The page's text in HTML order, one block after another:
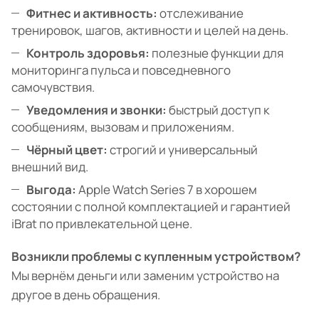
Фитнес и активность: отслеживание
тренировок, шагов, активности и целей на день.
Контроль здоровья: полезные функции для
мониторинга пульса и повседневного
самочувствия.
Уведомления и звонки: быстрый доступ к
сообщениям, вызовам и приложениям.
Чёрный цвет: строгий и универсальный
внешний вид.
Выгода: Apple Watch Series 7 в хорошем
состоянии с полной комплектацией и гарантией
iBrat по привлекательной цене.
Возникли проблемы с купленным устройством?
Мы вернём деньги или заменим устройство на
другое в день обращения.